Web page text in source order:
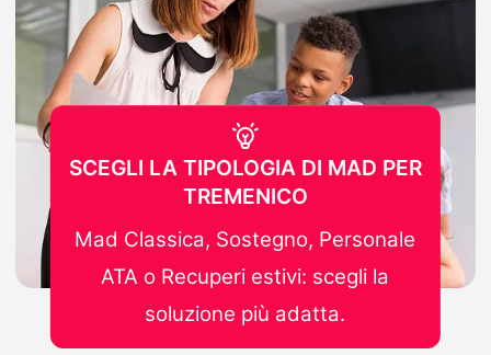
SCEGLI LA TIPOLOGIA DI MAD PER
TREMENICO
Mad Classica, Sostegno, Personale
ATA o Recuperi estivi: scegli la
soluzione più adatta.